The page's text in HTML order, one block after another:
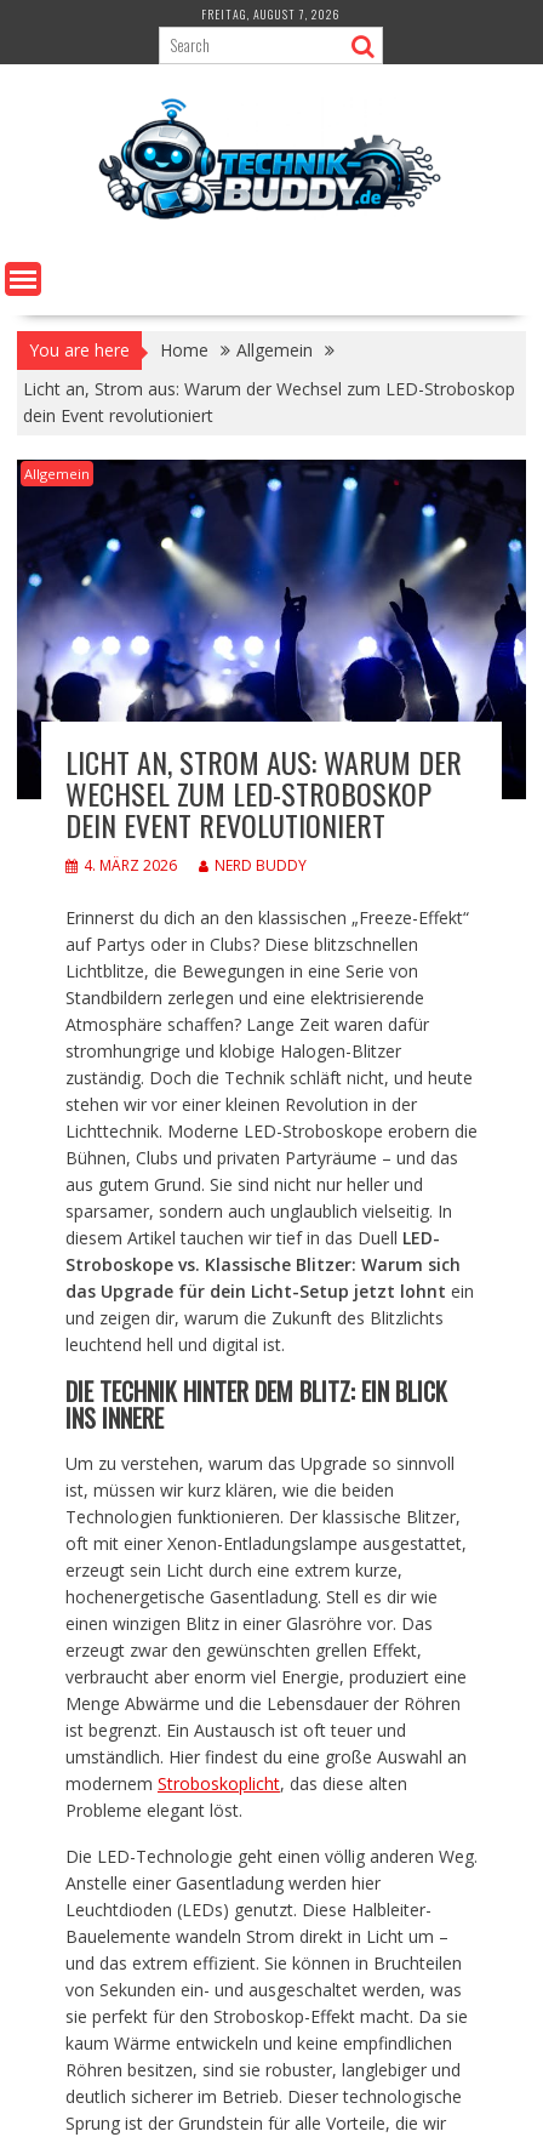
content
FREITAG, AUGUST 7, 2026
You are here Home
Allgemein
Licht an, Strom aus: Warum der Wechsel zum LED-Stroboskop
dein Event revolutioniert
Allgemein
LICHT AN, STROM AUS: WARUM DER
WECHSEL ZUM LED-STROBOSKOP
DEIN EVENT REVOLUTIONIERT
4. MÄRZ 2026 NERD BUDDY
Erinnerst du dich an den klassischen „Freeze-Effekt“
auf Partys oder in Clubs? Diese blitzschnellen
Lichtblitze, die Bewegungen in eine Serie von
Standbildern zerlegen und eine elektrisierende
Atmosphäre schaffen? Lange Zeit waren dafür
stromhungrige und klobige Halogen-Blitzer
zuständig. Doch die Technik schläft nicht, und heute
stehen wir vor einer kleinen Revolution in der
Lichttechnik. Moderne LED-Stroboskope erobern die
Bühnen, Clubs und privaten Partyräume – und das
aus gutem Grund. Sie sind nicht nur heller und
sparsamer, sondern auch unglaublich vielseitig. In
diesem Artikel tauchen wir tief in das Duell LED-
Stroboskope vs. Klassische Blitzer: Warum sich
das Upgrade für dein Licht-Setup jetzt lohnt ein
und zeigen dir, warum die Zukunft des Blitzlichts
leuchtend hell und digital ist.
DIE TECHNIK HINTER DEM BLITZ: EIN BLICK
INS INNERE
Um zu verstehen, warum das Upgrade so sinnvoll
ist, müssen wir kurz klären, wie die beiden
Technologien funktionieren. Der klassische Blitzer,
oft mit einer Xenon-Entladungslampe ausgestattet,
erzeugt sein Licht durch eine extrem kurze,
hochenergetische Gasentladung. Stell es dir wie
einen winzigen Blitz in einer Glasröhre vor. Das
erzeugt zwar den gewünschten grellen Effekt,
verbraucht aber enorm viel Energie, produziert eine
Menge Abwärme und die Lebensdauer der Röhren
ist begrenzt. Ein Austausch ist oft teuer und
umständlich. Hier findest du eine große Auswahl an
modernem Stroboskoplicht, das diese alten
Probleme elegant löst.
Die LED-Technologie geht einen völlig anderen Weg.
Anstelle einer Gasentladung werden hier
Leuchtdioden (LEDs) genutzt. Diese Halbleiter-
Bauelemente wandeln Strom direkt in Licht um –
und das extrem effizient. Sie können in Bruchteilen
von Sekunden ein- und ausgeschaltet werden, was
sie perfekt für den Stroboskop-Effekt macht. Da sie
kaum Wärme entwickeln und keine empfindlichen
Röhren besitzen, sind sie robuster, langlebiger und
deutlich sicherer im Betrieb. Dieser technologische
Sprung ist der Grundstein für alle Vorteile, die wir